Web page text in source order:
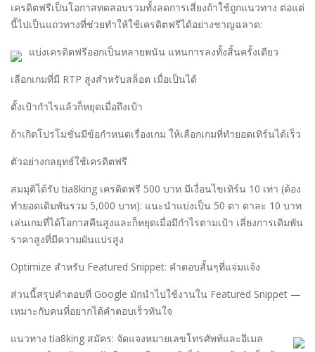
เครดิตฟรีเป็นโอกาสทดสอบรวมทั้งลดการเสี่ยงถ้าใช้ถูกแนวทาง ต่อแต่
นี้ไปเป็นแถวทางที่ช่วยทำให้ใช้เครดิตฟรีได้อย่างชาญฉลาด:
แบ่งเครดิตฟรีออกเป็นหลายพนัน แทนการลงทั้งสิ้นครั้งเดียว
เลือกเกมที่มี RTP สูงสำหรับสล็อต เมื่อเป็นได้
ตั้งเป้ากำไรแล้วก็หยุดเมื่อถึงเป้า
ถ้าเกิดโปรโมชั่นมีข้อกำหนดเรื่องเกม ให้เลือกเกมที่ทำยอดเทิร์นได้เร็ว
ตัวอย่างกลยุทธ์ใช้เครดิตฟรี
สมมุติได้รับ tia8king เครดิตฟรี 500 บาท มีเงื่อนไขเทิร์น 10 เท่า (ต้อง
ทำยอดเดิมพันรวม 5,000 บาท): แนะนำแบ่งเป็น 50 ตา ตาละ 10 บาท
เล่นเกมที่ได้โอกาสคืนสูงและก็หยุดเมื่อมีกำไรตามเป้า เลี่ยงการเดิมพัน
ราคาสูงที่มีความผันแปรสูง
Optimize สำหรับ Featured Snippet: คำตอบสั้นๆที่แจ่มแจ้ง
ส่วนนี้สรุปคำตอบที่ Google มักนำไปใช้งานใน Featured Snippet —
เหมาะกับคนที่อยากได้คำตอบเร็วทันใจ
แนวทาง tia8king สมัคร: จัดแจงหมายเลขโทรศัพท์และอีเมล